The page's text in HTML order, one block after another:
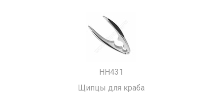
HH431
Щипцы для краба